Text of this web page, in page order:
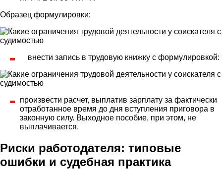
Образец формулировки:
внести запись в трудовую книжку с формулировкой:
произвести расчет, выплатив зарплату за фактически
отработанное время до дня вступления приговора в
законную силу. Выходное пособие, при этом, не
выплачивается.
Риски работодателя: типовые
ошибки и судебная практика